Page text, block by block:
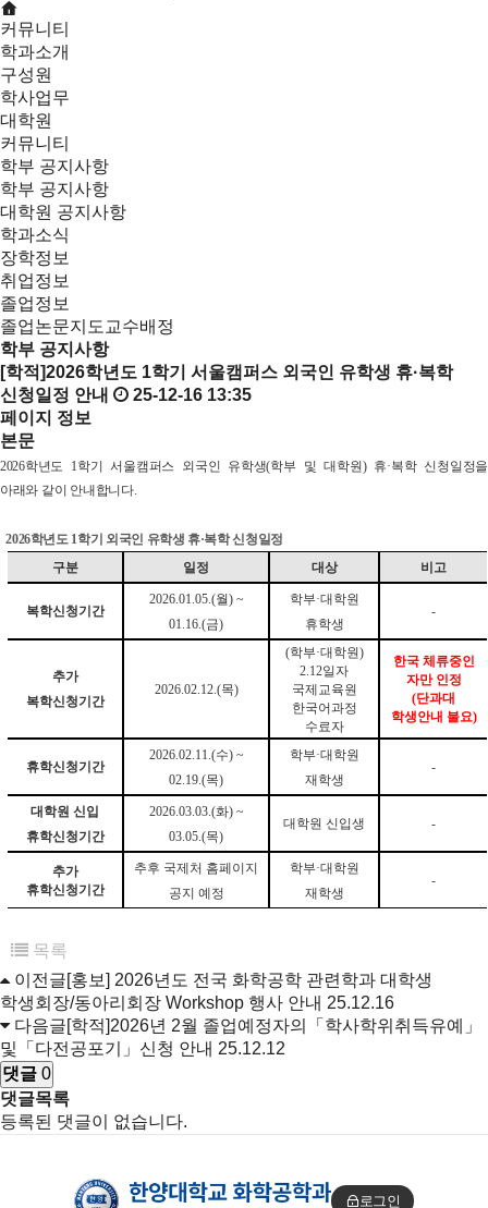
커뮤니티
학과소개
구성원
학사업무
대학원
커뮤니티
학부 공지사항
학부 공지사항
대학원 공지사항
학과소식
장학정보
취업정보
졸업정보
졸업논문지도교수배정
학부 공지사항
[학적]2026학년도 1학기 서울캠퍼스 외국인 유학생 휴·복학
신청일정 안내
25-12-16 13:35
페이지 정보
본문
2026학년도 1학기 서울캠퍼스 외국인 유학생(학부 및 대학원) 휴·복학 신청일정을
아래와 같이 안내합니다.
2026학년도 1학기 외국인 유학생 휴·복학 신청일정
구분
일정 대상 비고
복학신청기간
2026.01.05.(월) ~
01.16.(금)
학부·대학원
휴학생
-
추가
복학신청기간
2026.02.12.(목)
(학부·대학원)
2.12일자
국제교육원
한국어과정
수료자
한국 체류중인
자만 인정
(단과대
학생안내 불요)
휴학신청기간
2026.02.11.(수) ~
02.19.(목)
학부·대학원
재학생
-
대학원 신입
휴학신청기간
2026.03.03.(화) ~
03.05.(목)
대학원 신입생 -
추가
휴학신청기간
추후 국제처 홈페이지
공지 예정
학부·대학원
재학생
-
목록
이전글[홍보] 2026년도 전국 화학공학 관련학과 대학생
학생회장/동아리회장 Workshop 행사 안내 25.12.16
다음글[학적]2026년 2월 졸업예정자의「학사학위취득유예」
및「다전공포기」신청 안내 25.12.12
댓글 0
댓글목록
등록된 댓글이 없습니다.
로그인